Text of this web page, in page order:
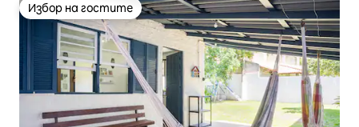
Избор на гостите
Избор на гостите